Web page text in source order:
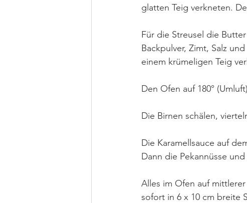
glatten Teig verkneten.
Für die Streusel die
Backpulver, Zimt, Salz
einem krümeligen Teig
Den Ofen auf 180°
Die Birnen schälen,
Die Karamellsauce auf
Dann die Pekannüsse
Alles im Ofen auf
sofort in 6 x 10 cm breite